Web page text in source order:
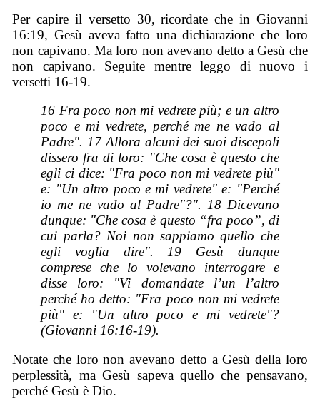
Per capire il versetto 30, ricordate che in Giovanni
16:19, Gesù aveva fatto una dichiarazione che loro
non capivano. Ma loro non avevano detto a Gesù che
non capivano. Seguite mentre leggo di nuovo i
versetti 16-19.
16 Fra poco non mi vedrete più; e un altro
poco e mi vedrete, perché me ne vado al
Padre". 17 Allora alcuni dei suoi discepoli
dissero fra di loro: "Che cosa è questo che
egli ci dice: "Fra poco non mi vedrete più"
e: "Un altro poco e mi vedrete" e: "Perché
io me ne vado al Padre"?". 18 Dicevano
dunque: "Che cosa è questo “fra poco”, di
cui parla? Noi non sappiamo quello che
egli voglia dire". 19 Gesù dunque
comprese che lo volevano interrogare e
disse loro: "Vi domandate l’un l’altro
perché ho detto: "Fra poco non mi vedrete
più" e: "Un altro poco e mi vedrete"?
(Giovanni 16:16-19).
Notate che loro non avevano detto a Gesù della loro
perplessità, ma Gesù sapeva quello che pensavano,
perché Gesù è Dio.